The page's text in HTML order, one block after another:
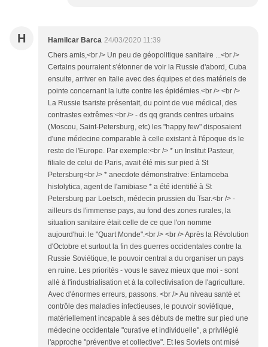
H Hamilcar Barca 24/03/2020 11:39
Chers amis,<br /> Un peu de géopolitique sanitaire ...<br />
Certains pourraient s'étonner de voir la Russie d'abord, Cuba
ensuite, arriver en Italie avec des équipes et des matériels de
pointe concernant la lutte contre les épidémies.<br /> <br />
La Russie tsariste présentait, du point de vue médical, des
contrastes extrêmes:<br /> - ds qq grands centres urbains
(Moscou, Saint-Petersburg, etc) les "happy few" disposaient
d'une médecine comparable à celle existant à l'époque ds le
reste de l'Europe. Par exemple:<br /> * un Institut Pasteur,
filiale de celui de Paris, avait été mis sur pied à St
Petersburg<br /> * anecdote démonstrative: Entamoeba
histolytica, agent de l'amibiase * a été identifié à St
Petersburg par Loetsch, médecin prussien du Tsar.<br /> -
ailleurs ds l'immense pays, au fond des zones rurales, la
situation sanitaire était celle de ce que l'on nomme
aujourd'hui: le "Quart Monde".<br /> <br /> Après la Révolution
d'Octobre et surtout la fin des guerres occidentales contre la
Russie Soviétique, le pouvoir central a du organiser un pays
en ruine. Les priorités - vous le savez mieux que moi - sont
allé à l'industrialisation et à la collectivisation de l'agriculture.
Avec d'énormes erreurs, passons. <br /> Au niveau santé et
contrôle des maladies infectieuses, le pouvoir soviétique,
matériellement incapable à ses débuts de mettre sur pied une
médecine occidentale "curative et individuelle", a privilégié
l'approche "préventive et collective". Et les Soviets ont misé